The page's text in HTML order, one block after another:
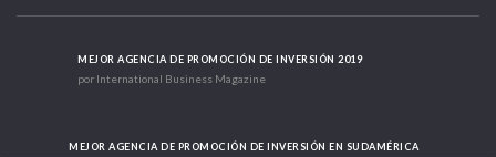
MEJOR AGENCIA DE PROMOCIÓN DE INVERSIÓN 2019
por International Business Magazine
MEJOR AGENCIA DE PROMOCIÓN DE INVERSIÓN EN SUDAMÉRICA